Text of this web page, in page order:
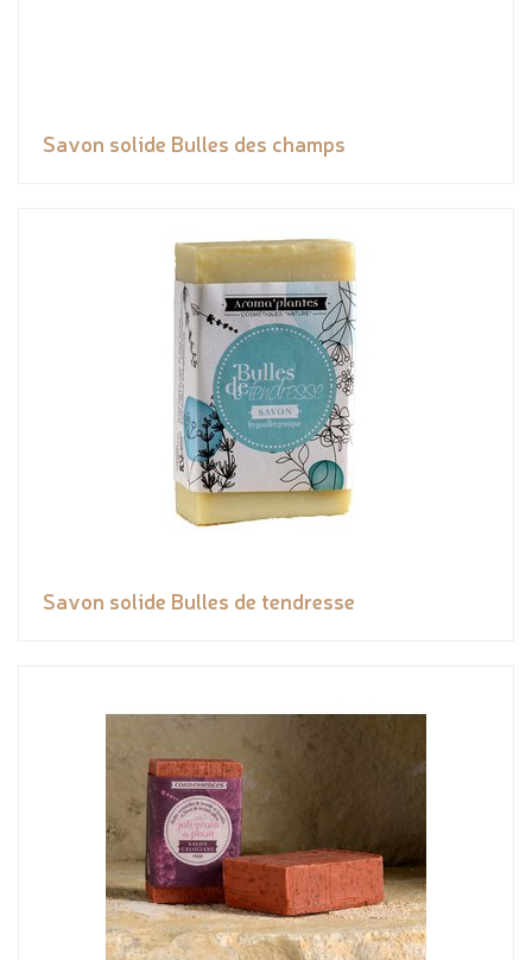
Savon solide Bulles des champs
Savon solide Bulles de tendresse